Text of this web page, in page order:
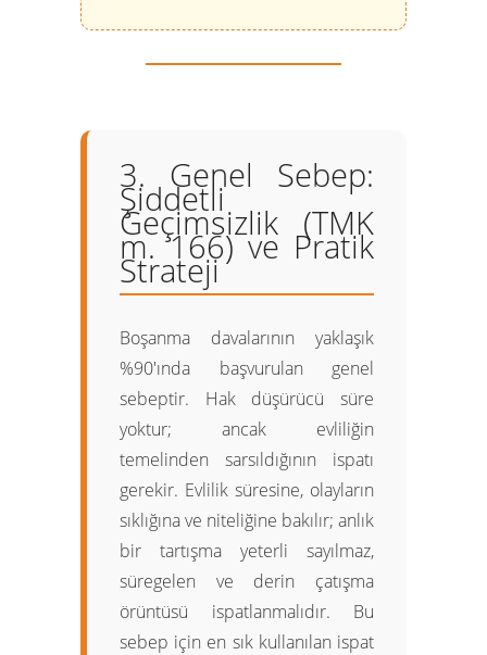
3. Genel Sebep:
Şiddetli
Geçimsizlik (TMK
m. 166) ve Pratik
Strateji
Boşanma davalarının yaklaşık
%90'ında başvurulan genel
sebeptir. Hak düşürücü süre
yoktur; ancak evliliğin
temelinden sarsıldığının ispatı
gerekir. Evlilik süresine, olayların
sıklığına ve niteliğine bakılır; anlık
bir tartışma yeterli sayılmaz,
süregelen ve derin çatışma
örüntüsü ispatlanmalıdır. Bu
sebep için en sık kullanılan ispat